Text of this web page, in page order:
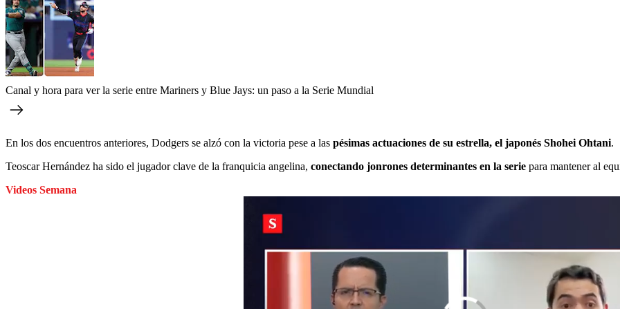
Canal y hora para ver la serie entre Mariners y Blue Jays: un paso a la Serie Mundial
En los dos encuentros anteriores, Dodgers se alzó con la victoria pese a las pésimas actuaciones de su estrella, el japonés Shohei Ohtani.
Teoscar Hernández ha sido el jugador clave de la franquicia angelina, conectando jonrones determinantes en la serie para mantener al
Videos Semana